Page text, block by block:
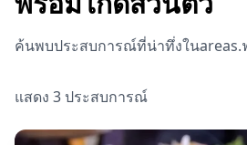
ค้นพบประสบการณ์ที่น่าทึ่งในareas.
แสดง 3 ประสบการณ์